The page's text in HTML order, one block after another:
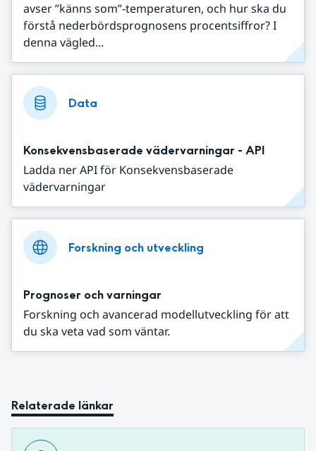
avser ”känns som”-temperaturen, och hur ska du
förstå nederbördsprognosens procentsiffror? I
denna vägled...
Data
Konsekvensbaserade vädervarningar - API
Ladda ner API för Konsekvensbaserade
vädervarningar
Forskning och utveckling
Prognoser och varningar
Forskning och avancerad modellutveckling för att
du ska veta vad som väntar.
Relaterade länkar